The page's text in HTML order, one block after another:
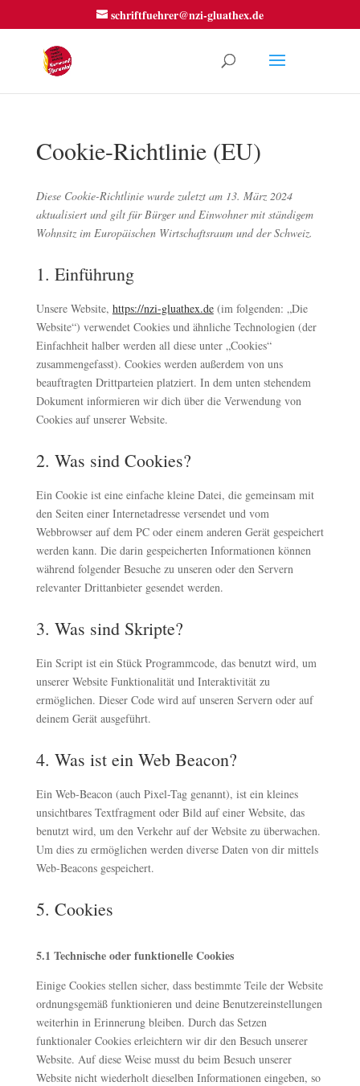
schriftfuehrer@nzi-gluathex.de
Cookie-Richtlinie (EU)
Diese Cookie-Richtlinie wurde zuletzt am 13. März 2024
aktualisiert und gilt für Bürger und Einwohner mit ständigem
Wohnsitz im Europäischen Wirtschaftsraum und der Schweiz.
1. Einführung
Unsere Website, https://nzi-gluathex.de(im folgenden: „Die
Website“) verwendet Cookies und ähnliche Technologien (der
Einfachheit halber werden all diese unter „Cookies“
zusammengefasst). Cookies werden außerdem von uns
beauftragten Drittparteien platziert. In dem unten stehendem
Dokument informieren wir dich über die Verwendung von
Cookies auf unserer Website.
2. Was sind Cookies?
Ein Cookie ist eine einfache kleine Datei, die gemeinsam mit
den Seiten einer Internetadresse versendet und vom
Webbrowser auf dem PC oder einem anderen Gerät gespeichert
werden kann. Die darin gespeicherten Informationen können
während folgender Besuche zu unseren oder den Servern
relevanter Drittanbieter gesendet werden.
3. Was sind Skripte?
Ein Script ist ein Stück Programmcode, das benutzt wird, um
unserer Website Funktionalität und Interaktivität zu
ermöglichen. Dieser Code wird auf unseren Servern oder auf
deinem Gerät ausgeführt.
4. Was ist ein Web Beacon?
Ein Web-Beacon (auch Pixel-Tag genannt), ist ein kleines
unsichtbares Textfragment oder Bild auf einer Website, das
benutzt wird, um den Verkehr auf der Website zu überwachen.
Um dies zu ermöglichen werden diverse Daten von dir mittels
Web-Beacons gespeichert.
5. Cookies
5.1 Technische oder funktionelle Cookies
Einige Cookies stellen sicher, dass bestimmte Teile der Website
ordnungsgemäß funktionieren und deine Benutzereinstellungen
weiterhin in Erinnerung bleiben. Durch das Setzen
funktionaler Cookies erleichtern wir dir den Besuch unserer
Website. Auf diese Weise musst du beim Besuch unserer
Website nicht wiederholt dieselben Informationen eingeben, so